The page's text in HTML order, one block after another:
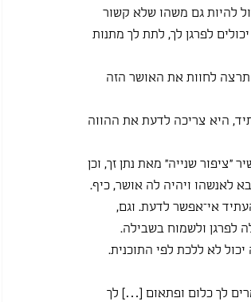
להיות גם משהו שלא קשור
לפרגן לך, לתת לך מתנות
תרצה לחוות את האושר הזה
היא צריכה לדעת את ההווה
שנייה״ מאת נתן זך, וכן
לאנשהו ויהיה לה אושר, כיף.
אי־אפשר לדעת. וגם,
לפרגן ולשמוח בשבילה.
לא ללכת לפי התוכנית.
לך כלום ופתאום […] לך